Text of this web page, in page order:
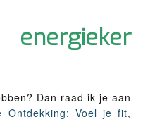
Dan raad ik je aan
Ontdekking: Voel je fit,